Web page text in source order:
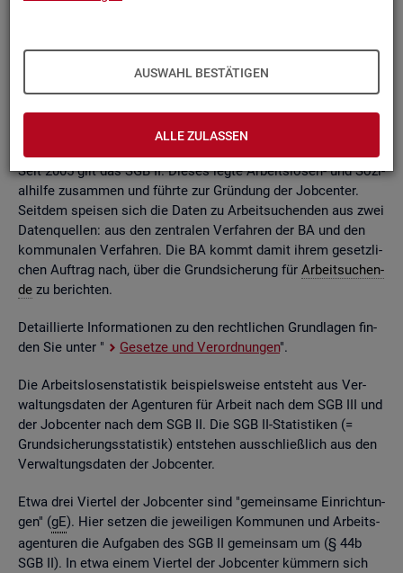
AUSWAHL BESTÄTIGEN
ALLE ZULASSEN
Grund­la­ge kön­nen Be­stän­de, Zu- und Ab­gän­ge,Dau­ern, Leis­
tungs­hö­hen und viele an­de­re sta­tis­ti­sche Mess­grö­ßen er­mit­
telt wer­den. Die Werte lie­gen re­gio­nal tief ge­glie­dert und
nach viel­fäl­ti­gen so­zio­de­mo­gra­fi­schen und er­werbs­bio­gra­fi­
Seit 2005 gilt das SGB II. Die­ses legte Ar­beits­lo­sen- und So­zi­
al­hil­fe zu­sam­men und führ­te zur Grün­dung der Job­cen­ter.
Seit­dem spei­sen sich die Daten zu Ar­beit­su­chen­den aus zwei
Da­ten­quel­len: aus den zen­tra­len Ver­fah­ren der BA und den
kom­mu­na­len Ver­fah­ren. Die BA kommt damit ihrem ge­setz­li­
chen Auf­trag nach, über die Grund­si­che­rung für Ar­beit­su­chen­
de zu be­rich­ten.
De­tail­lier­te In­for­ma­tio­nen zu den recht­li­chen Grund­la­gen fin­
den Sie unter "
Ge­set­ze und Ver­ord­nun­gen".
Die Ar­beits­lo­sen­sta­tis­tik bei­spiels­wei­se ent­steht aus Ver­
wal­tungs­da­ten der Agen­tu­ren für Ar­beit nach dem SGB III und
der Job­cen­ter nach dem SGB II. Die SGB II-Sta­tis­ti­ken (=
Grund­si­che­rungs­sta­tis­tik) ent­ste­hen aus­schlie­ß­lich aus den
Ver­wal­tungs­da­ten der Job­cen­ter.
Etwa drei Vier­tel der Job­cen­ter sind "ge­mein­sa­me Ein­rich­tun­
gen" (gE). Hier set­zen die je­wei­li­gen Kom­mu­nen und Ar­beits­
agen­tu­ren die Auf­ga­ben des SGB II ge­mein­sam um (§ 44b
SGB II). In etwa einem Vier­tel der Job­cen­ter küm­mern sich